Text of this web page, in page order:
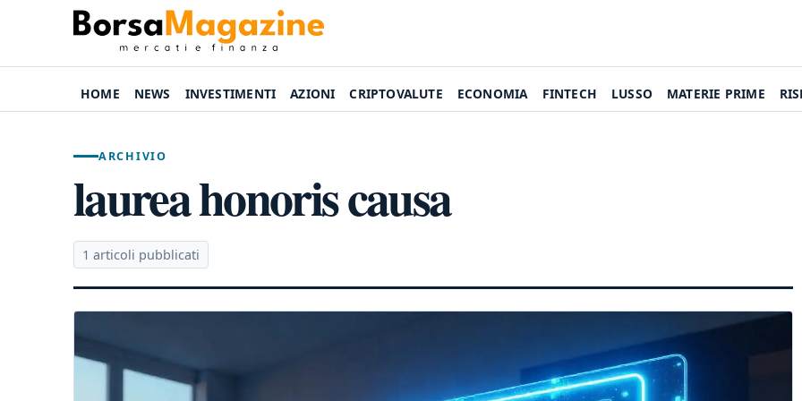
HOME NEWS INVESTIMENTI AZIONI CRIPTOVALUTE ECONOMIA FINTECH LUSSO MATERIE PRIME
ARCHIVIO
laurea honoris causa
1 articoli pubblicati